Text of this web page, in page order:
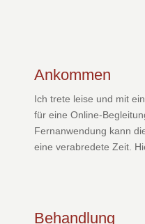
Ankommen
Ich trete leise und mit
für eine Online-
Fernanwendung kann
eine verabredete Zeit.
Behandlung